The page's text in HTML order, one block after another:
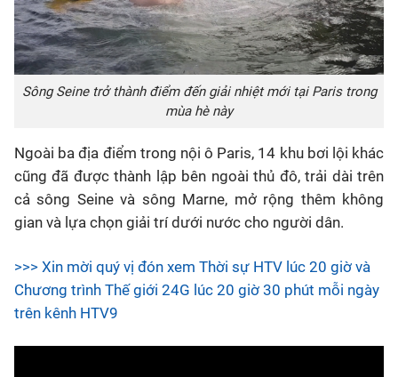
Sông Seine trở thành điểm đến giải nhiệt mới tại Paris trong
mùa hè này
Ngoài ba địa điểm trong nội ô Paris, 14 khu bơi lội khác
cũng đã được thành lập bên ngoài thủ đô, trải dài trên
cả sông Seine và sông Marne, mở rộng thêm không
gian và lựa chọn giải trí dưới nước cho người dân.
>>> Xin mời quý vị đón xem Thời sự HTV lúc 20 giờ và
Chương trình Thế giới 24G lúc 20 giờ 30 phút mỗi ngày
trên kênh HTV9